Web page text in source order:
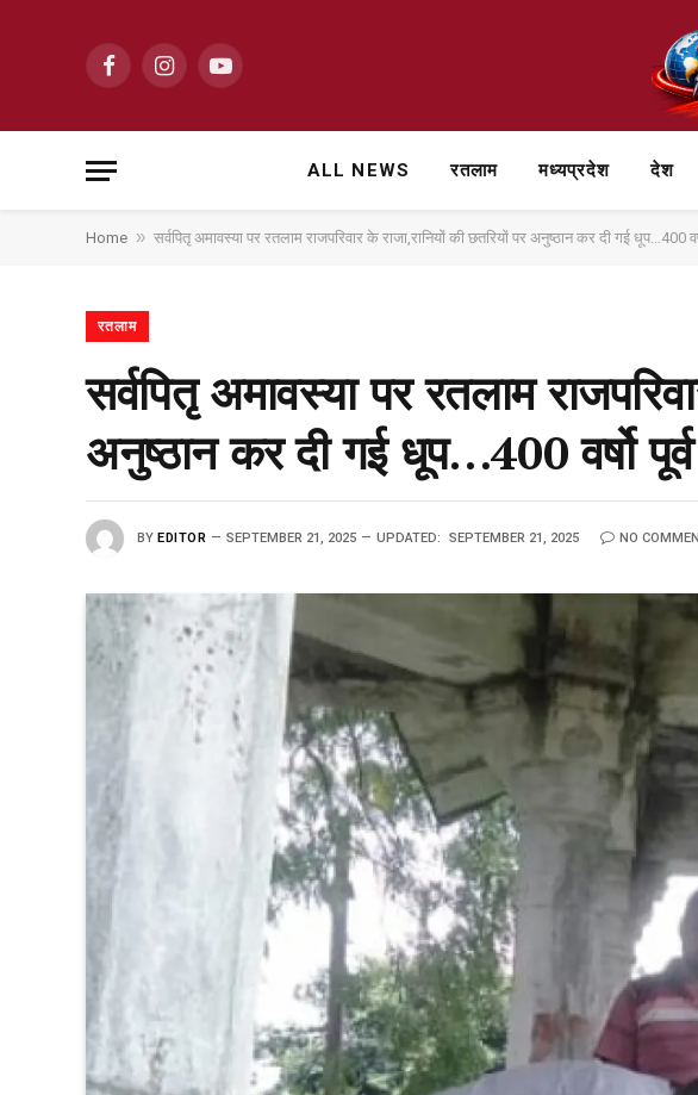
FacebookInstagramYouTube
ALL NEWS रतलाम मध्यप्रदेश देश
Home » सर्वपितृ अमावस्या पर रतलाम राजपरिवार के राजा,रानियों की छतरियों पर अनुष्ठान कर दी गई धूप…400
रतलाम
सर्वपितृ अमावस्या पर रतलाम
अनुष्ठान कर दी गई धूप…400 वर्षो
BY EDITOR SEPTEMBER 21, 2025 UPDATED: SEPTEMBER 21, 2025 NO